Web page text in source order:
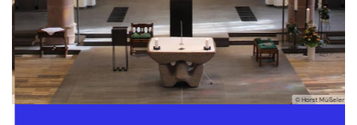
© Horst Müßeler